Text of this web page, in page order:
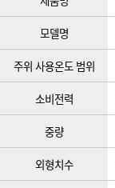
모델명
주위 사용온도 범위
소비전력
중량
외형치수